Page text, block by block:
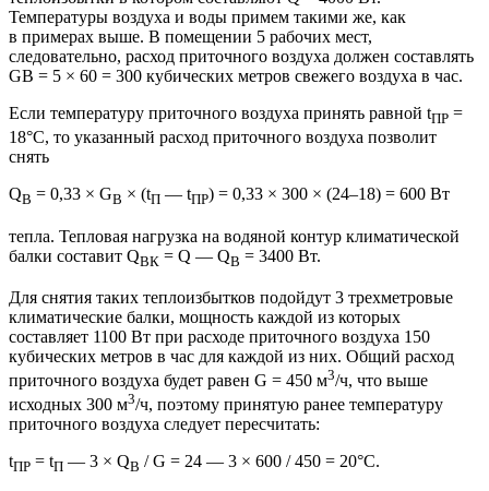
Температуры воздуха и воды примем такими же, как
в примерах выше. В помещении 5 рабочих мест,
следовательно, расход приточного воздуха должен составлять
GВ = 5 × 60 = 300 кубических метров свежего воздуха в час.
Если температуру приточного воздуха принять равной tПР =
18°C, то указанный расход приточного воздуха позволит
снять
QВ = 0,33 × GВ × (tП — tПР) = 0,33 × 300 × (24–18) = 600 Вт
тепла. Тепловая нагрузка на водяной контур климатической
балки составит QВК = Q — ​QВ = 3400 Вт.
Для снятия таких теплоизбытков подойдут 3 трехметровые
климатические балки, мощность каждой из которых
составляет 1100 Вт при расходе приточного воздуха 150
кубических метров в час для каждой из них. Общий расход
приточного воздуха будет равен G = 450 м3/ч, что выше
исходных 300 м3/ч, поэтому принятую ранее температуру
приточного воздуха следует пересчитать:
tПР = tП — ​3 × QВ / G = 24 — 3 × 600 / 450 = 20°C.